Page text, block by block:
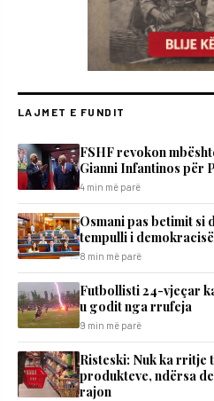
LAJMET E FUNDIT
FSHF revokon
Gianni Infantinos për
4 min më parë
Osmani pas betimit si
tempulli i demokracisë
8 min më parë
Futbollisti 24-vjeçar
u godit nga rrufeja
9 min më parë
Risteski: Nuk ka rritje
produkteve, ndërsa
rajon